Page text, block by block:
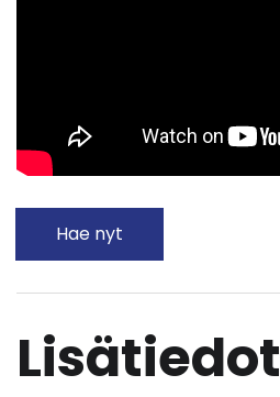
Hae nyt
Lisätiedot